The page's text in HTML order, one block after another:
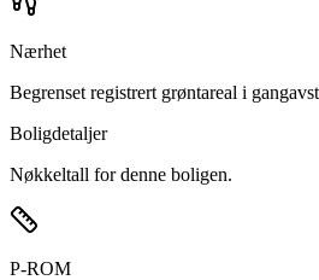
Nærhet
Begrenset registrert grøntareal i
Boligdetaljer
Nøkkeltall for denne boligen.
P-ROM